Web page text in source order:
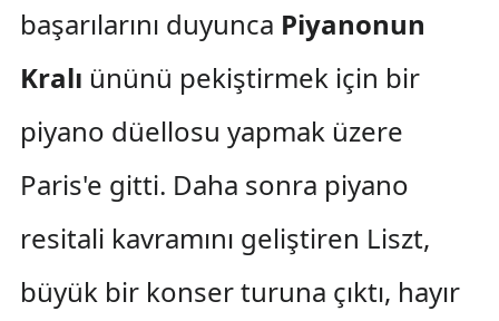
başarılarını duyunca Piyanonun
Kralı ününü pekiştirmek için bir
piyano düellosu yapmak üzere
Paris'e gitti. Daha sonra piyano
resitali kavramını geliştiren Liszt,
büyük bir konser turuna çıktı, hayır